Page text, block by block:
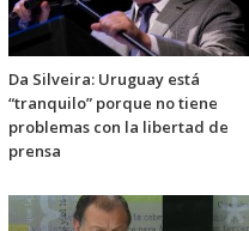
Da Silveira: Uruguay está
“tranquilo” porque no tiene
problemas con la libertad de
prensa